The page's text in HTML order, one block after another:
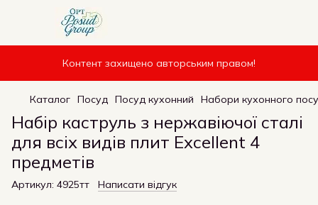
Контент захищено авторським правом!
Каталог Посуд Посуд кухонний Набори кухонного
Набір каструль з нержавіючої сталі
для всіх видів плит Excellent 4
предметів
Артикул: 4925тт Написати відгук